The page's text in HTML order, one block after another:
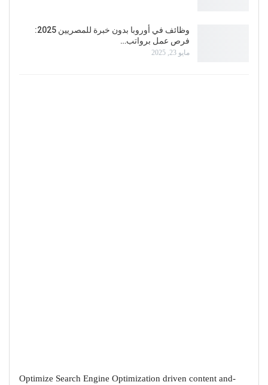
وظائف في أوروبا بدون خبرة للمصريين 2025:
فرص عمل برواتب…
مايو 23, 2025
-Optimize Search Engine Optimization driven content and